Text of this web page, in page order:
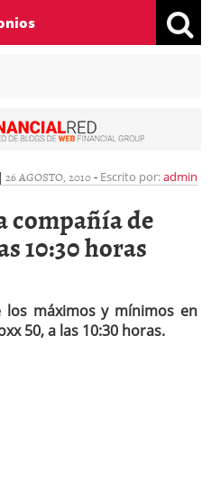
| 26 AGOSTO, 2010- Escrito por:admin
compañía de
10:30 horas
máximos y mínimos en
50, a las 10:30 horas.